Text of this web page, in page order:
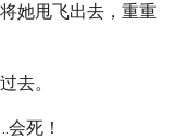
她甩飞出去，重重
去。
死！